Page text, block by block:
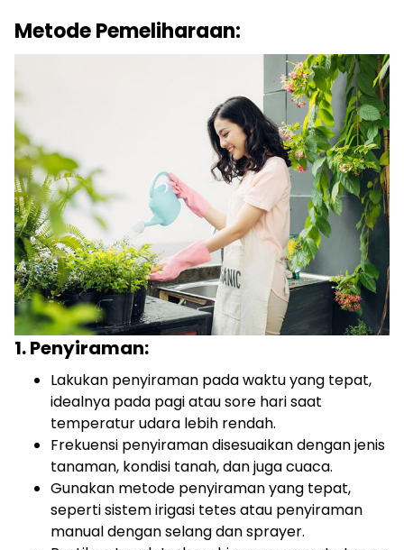
Metode Pemeliharaan:
1. Penyiraman:
Lakukan penyiraman pada waktu yang tepat,
idealnya pada pagi atau sore hari saat
temperatur udara lebih rendah.
Frekuensi penyiraman disesuaikan dengan jenis
tanaman, kondisi tanah, dan juga cuaca.
Gunakan metode penyiraman yang tepat,
seperti sistem irigasi tetes atau penyiraman
manual dengan selang dan sprayer.